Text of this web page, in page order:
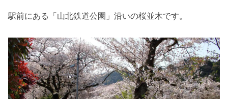
駅前にある「山北鉄道公園」沿いの桜並木です。